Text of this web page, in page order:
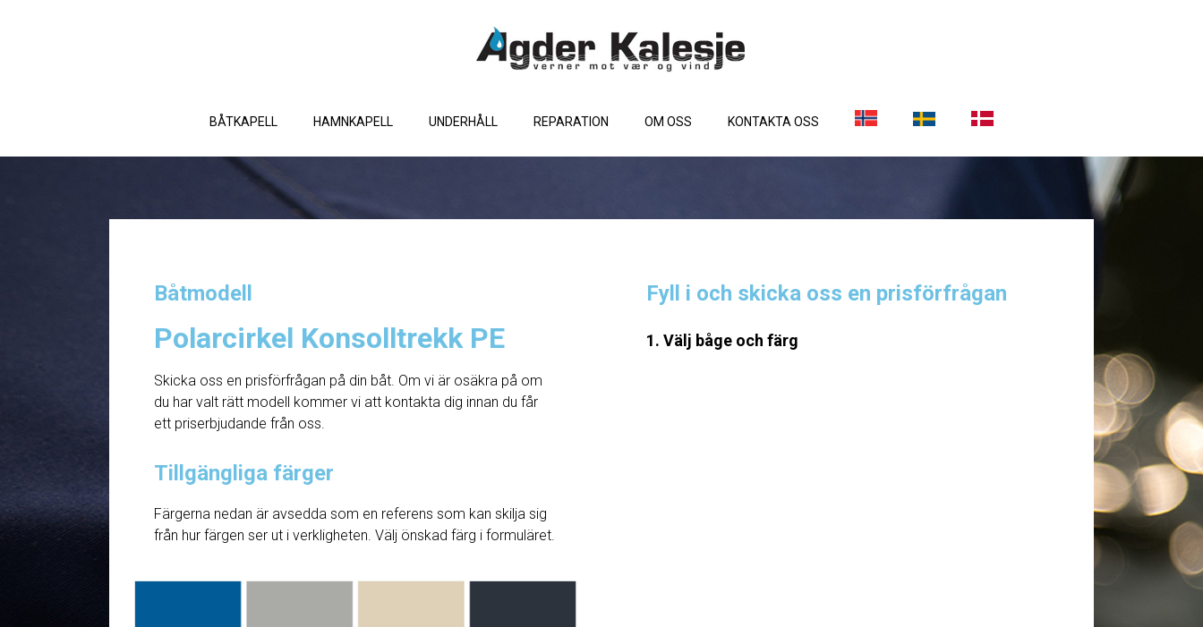
BÅTKAPELL HAMNKAPELL UNDERHÅLL REPARATION OM OSS KONTAKTA OSS
Båtmodell
Polarcirkel Konsolltrekk PE
Skicka oss en prisförfrågan på din båt. Om vi ​​är osäkra på om
du har valt rätt modell kommer vi att kontakta dig innan du får
ett priserbjudande från oss.
Tillgängliga färger
Färgerna nedan är avsedda som en referens som kan skilja sig
från hur färgen ser ut i verkligheten. Välj önskad färg i formuläret.
Fyll i och skicka oss en prisförfrågan
1. Välj båge och färg